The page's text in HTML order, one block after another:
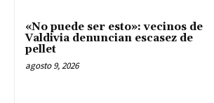
«No puede ser esto»: vecinos de
Valdivia denuncian escasez de
pellet
agosto 9, 2026